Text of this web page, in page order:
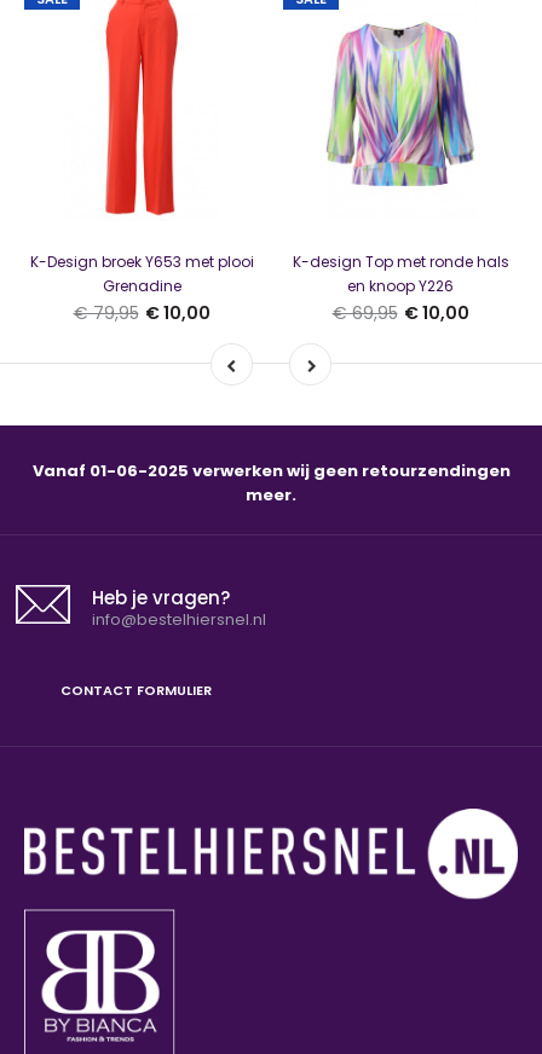
K-Design broek Y653 met plooi
Grenadine
€ 79,95 € 10,00
K-design Top met ronde hals
en knoop Y226
€ 69,95 € 10,00
Vanaf 01-06-2025 verwerken wij geen retourzendingen
meer.
Heb je vragen?
info@bestelhiersnel.nl
CONTACT FORMULIER